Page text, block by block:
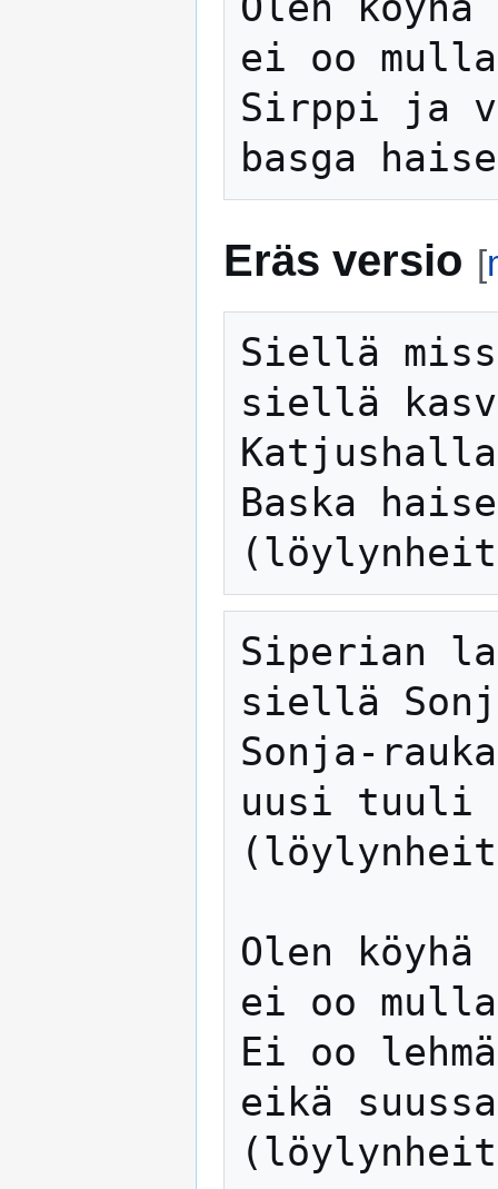
ei oo
Sirppi ja
Eräs versio [
Siellä
siellä
Baska
Siperian
siellä
Sonja-
uusi tuuli
Olen
ei oo
Ei oo
eikä